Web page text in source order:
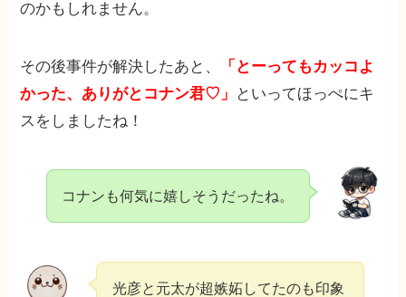
のかもしれません。
その後事件が解決したあと、
「とーってもカッコよ
かった、ありがとコナン君♡」
といってほっぺにキ
スをしましたね！
コナンも何気に嬉しそうだったね。
光彦と元太が超嫉妬してたのも印象